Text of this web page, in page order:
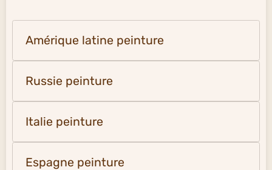
Amérique latine peinture
Russie peinture
Italie peinture
Espagne peinture